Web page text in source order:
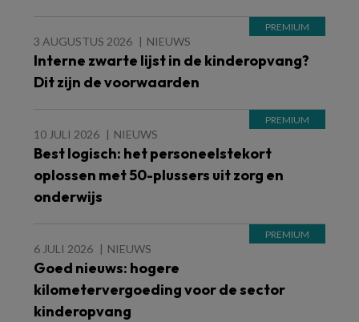
3 AUGUSTUS 2026 NIEUWS
Interne zwarte lijst in de kinderopvang?
Dit zijn de voorwaarden
10 JULI 2026 NIEUWS
Best logisch: het personeelstekort
oplossen met 50-plussers uit zorg en
onderwijs
6 JULI 2026 NIEUWS
Goed nieuws: hogere
kilometervergoeding voor de sector
kinderopvang